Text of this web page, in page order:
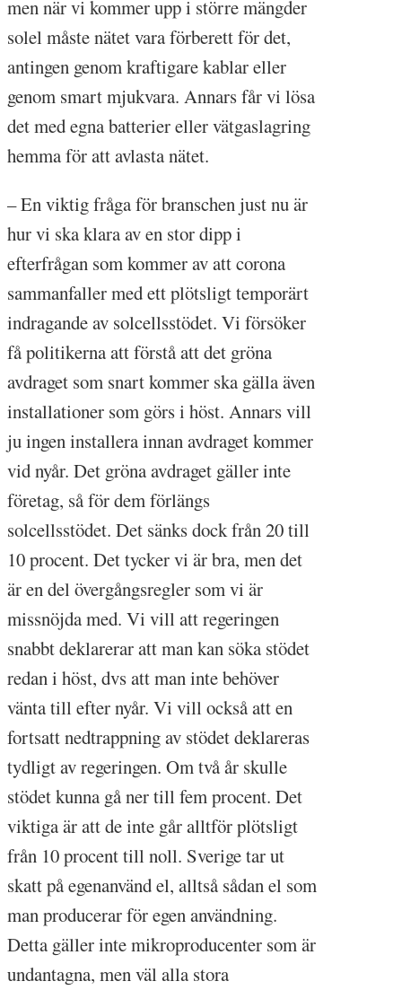
men när vi kommer upp i större mängder
solel måste nätet vara förberett för det,
antingen genom kraftigare kablar eller
genom smart mjukvara. Annars får vi lösa
det med egna batterier eller vätgaslagring
hemma för att avlasta nätet.
– En viktig fråga för branschen just nu är
hur vi ska klara av en stor dipp i
efterfrågan som kommer av att corona
sammanfaller med ett plötsligt temporärt
indragande av solcellsstödet. Vi försöker
få politikerna att förstå att det gröna
avdraget som snart kommer ska gälla även
installationer som görs i höst. Annars vill
ju ingen installera innan avdraget kommer
vid nyår. Det gröna avdraget gäller inte
företag, så för dem förlängs
solcellsstödet. Det sänks dock från 20 till
10 procent. Det tycker vi är bra, men det
är en del övergångsregler som vi är
missnöjda med. Vi vill att regeringen
snabbt deklarerar att man kan söka stödet
redan i höst, dvs att man inte behöver
vänta till efter nyår. Vi vill också att en
fortsatt nedtrappning av stödet deklareras
tydligt av regeringen. Om två år skulle
stödet kunna gå ner till fem procent. Det
viktiga är att de inte går alltför plötsligt
från 10 procent till noll. Sverige tar ut
skatt på egenanvänd el, alltså sådan el som
man producerar för egen användning.
Detta gäller inte mikroproducenter som är
undantagna, men väl alla stora